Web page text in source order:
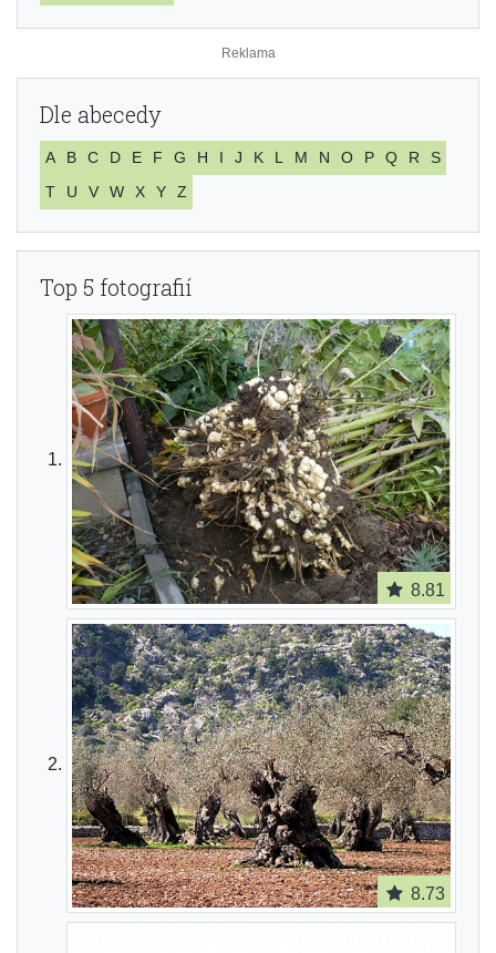
Dle abecedy
A B C D E F G H I J K L M N O P Q R
S
T
U V W X Y Z
Top 5 fotografií
8.81
8.73